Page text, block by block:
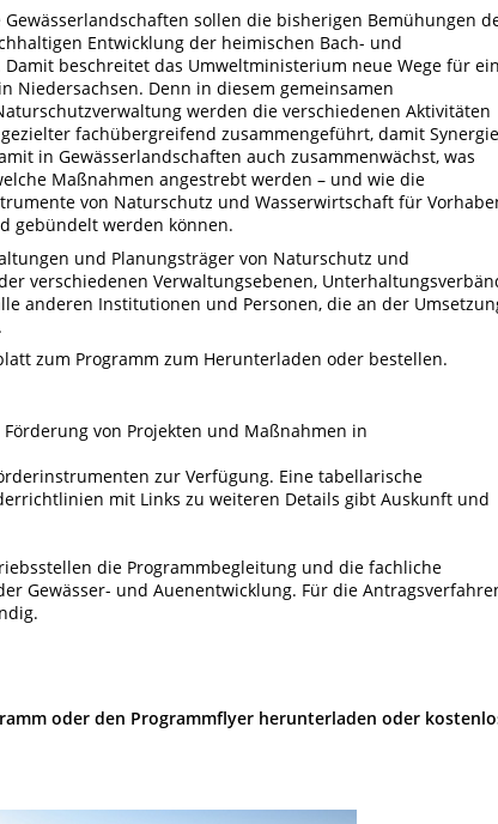
sollen die bisherigen Bemühungen
Entwicklung der heimischen Bach- und
beschreitet das Umweltministerium neue Wege für
Niedersachsen. Denn in diesem gemeinsamen
werden die verschiedenen Aktivitäten
fachübergreifend zusammengeführt, damit
in Gewässerlandschaften auch zusammenwächst, was
Maßnahmen angestrebt werden – und wie die
von Naturschutz und Wasserwirtschaft für
gebündelt werden können.
und Planungsträger von Naturschutz und
verschiedenen Verwaltungsebenen,
anderen Institutionen und Personen, die an der
zum Programm zum Herunterladen oder bestellen.
von Projekten und Maßnahmen in
zur Verfügung. Eine tabellarische
mit Links zu weiteren Details gibt Auskunft und
die Programmbegleitung und die fachliche
Gewässer- und Auenentwicklung. Für die
oder den Programmflyer herunterladen oder